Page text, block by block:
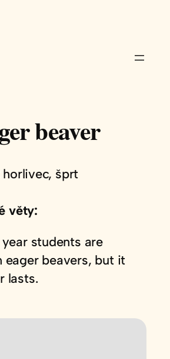
beaver
horlivec, šprt
věty:
students are
eager beavers, but it
lasts.